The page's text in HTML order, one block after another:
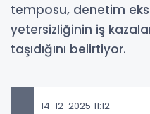
temposu, denetim
yetersizliğinin iş
taşıdığını belirtiyor.
14-12-2025 11:12